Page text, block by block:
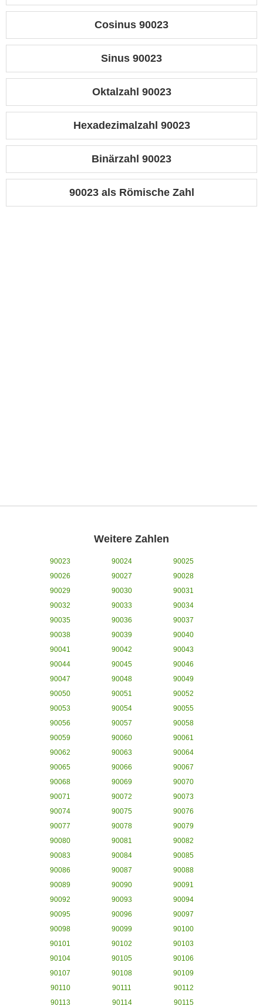
Cosinus 90023
Sinus 90023
Oktalzahl 90023
Hexadezimalzahl 90023
Binärzahl 90023
90023 als Römische Zahl
Weitere Zahlen
90023 90024
90025
90026
90027
90028
90029
90030
90031
90032
90033
90034
90035
90036
90037
90038
90039
90040
90041
90042
90043
90044
90045
90046
90047
90048
90049
90050
90051
90052
90053
90054
90055
90056
90057
90058
90059
90060
90061
90062
90063
90064
90065
90066
90067
90068
90069
90070
90071
90072
90073
90074
90075
90076
90077
90078
90079
90080
90081
90082
90083
90084
90085
90086
90087
90088
90089
90090
90091
90092
90093
90094
90095
90096
90097
90098
90099
90100
90101
90102
90103
90104
90105
90106
90107
90108
90109
90110
90111
90112
90113
90114 90115